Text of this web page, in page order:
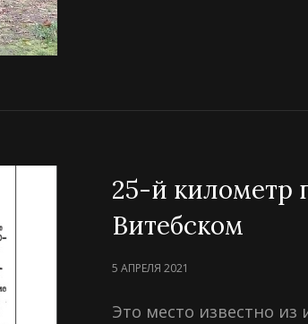
25-й километр
Витебском
POSTED
5 АПРЕЛЯ 2021
Это место известно из